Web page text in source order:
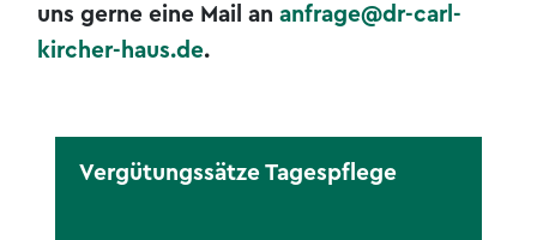
uns gerne eine Mail ananfrage@dr-carl-
kircher-haus.de.
Vergütungssätze Tagespflege